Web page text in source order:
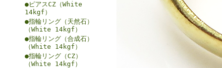
●ピアスCZ（White
14kgf）
●指輪リング（天然石）
（White 14kgf）
●指輪リング（合成石）
（White 14kgf）
●指輪リング（CZ）
（White 14kgf）